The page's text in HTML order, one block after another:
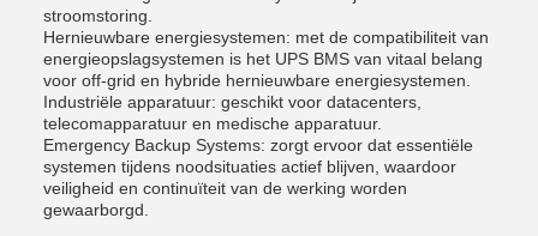
stroomstoring.
Hernieuwbare energiesystemen: met de compatibiliteit van
energieopslagsystemen is het UPS BMS van vitaal belang
voor off-grid en hybride hernieuwbare energiesystemen.
Industriële apparatuur: geschikt voor datacenters,
telecomapparatuur en medische apparatuur.
Emergency Backup Systems: zorgt ervoor dat essentiële
systemen tijdens noodsituaties actief blijven, waardoor
veiligheid en continuïteit van de werking worden
gewaarborgd.